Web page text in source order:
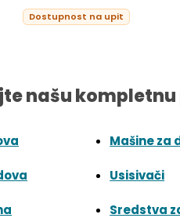
Dostupnost na upit
našu
Mašine za
Usisivači
Sredstva